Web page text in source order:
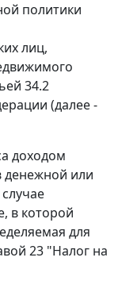
политики
лиц,
34.2
(далее -
доходом
денежной или
в которой
для
23 "Налог на